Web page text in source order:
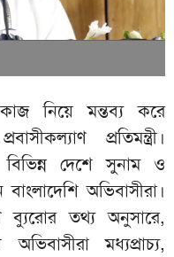
কাজ নিয়ে মন্তব্য করে
প্রতিমন্ত্রী।
বিভিন্ন দেশে সুনাম ও
অভিবাসীরা।
ব্যুরোর তথ্য অনুসারে,
মধ্যপ্রাচ্য,